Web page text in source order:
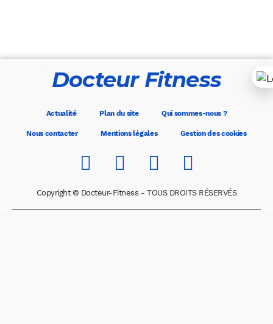
Docteur Fitness
Actualité Plan du site Qui sommes-nous ?
Nous contacter Mentions légales Gestion des cookies
Copyright © Docteur-Fitness - TOUS DROITS RÉSERVÉS